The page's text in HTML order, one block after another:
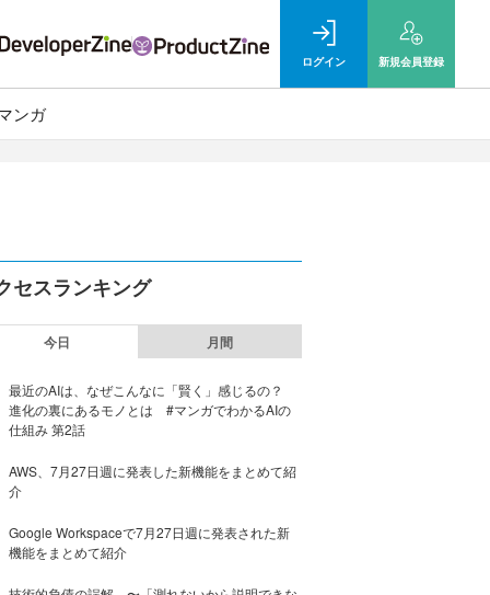
ログイン 新規会員登録
ンガ
セスランキング
今日 月間
最近のAIは、なぜこんなに「賢く」感じるの？
進化の裏にあるモノとは #マンガでわかるAIの
仕組み 第2話
AWS、7月27日週に発表した新機能をまとめて紹
介
Google Workspaceで7月27日週に発表された新
機能をまとめて紹介